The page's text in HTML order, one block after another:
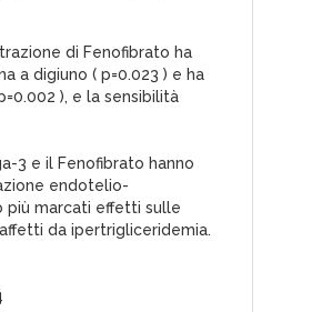
di Fenofibrato ha
a digiuno ( p=0.023 ) e ha
), e la sensibilità
3 e il Fenofibrato hanno
endotelio-
più marcati effetti sulle
da ipertrigliceridemia.